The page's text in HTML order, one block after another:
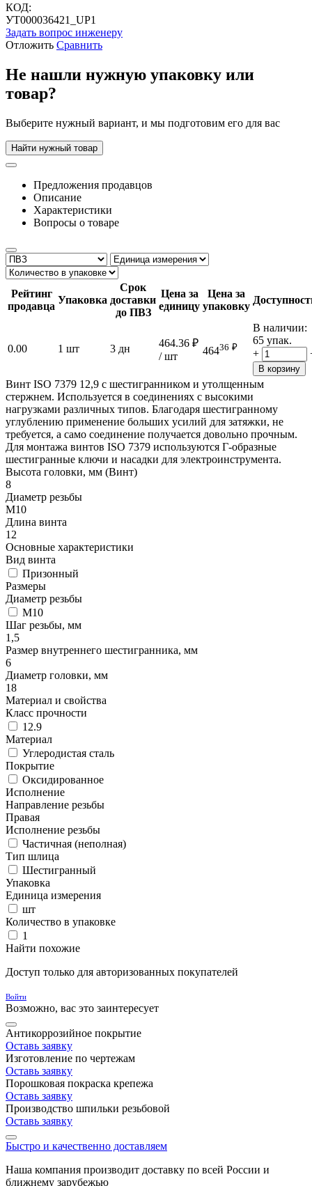
КОД:
УТ000036421_UP1
Задать вопрос инженеру
Отложить Сравнить
Не нашли нужную упаковку или
товар?
Выберите нужный вариант, и мы подготовим его для вас
Найти нужный товар
Предложения продавцов
Описание
Характеристики
Вопросы о товаре
Рейтинг
продавца
Упаковка
Срок
доставки
до ПВЗ
Цена за
единицу
Цена за
упаковку
0.00 1 шт 3 дн 464.36 ₽
/ шт
46436 ₽
В наличии:
65 упак.
+
В корзину
Винт ISO 7379 12,9 с шестигранником и утолщенным
стержнем. Используется в соединениях с высокими
нагрузками различных типов. Благодаря шестигранному
углублению применение больших усилий для затяжки, не
требуется, а само соединение получается довольно прочным.
Для монтажа винтов ISO 7379 используются Г-образные
шестигранные ключи и насадки для электроинструмента.
Высота головки, мм (Винт)
8
Диаметр резьбы
М10
Длина винта
12
Основные характеристики
Вид винта
Призонный
Размеры
Диаметр резьбы
М10
Шаг резьбы, мм
1,5
Размер внутреннего шестигранника, мм
6
Диаметр головки, мм
18
Материал и свойства
Класс прочности
12.9
Материал
Углеродистая сталь
Покрытие
Оксидированное
Исполнение
Направление резьбы
Правая
Исполнение резьбы
Частичная (неполная)
Тип шлица
Шестигранный
Упаковка
Единица измерения
шт
Количество в упаковке
1
Найти похожие
Доступ только для авторизованных покупателей
Войти
Возможно, вас это заинтересует
Антикоррозийное покрытие
Оставь заявку
Изготовление по чертежам
Оставь заявку
Порошковая покраска крепежа
Оставь заявку
Производство шпильки резьбовой
Оставь заявку
Быстро и качественно доставляем
Наша компания производит доставку по всей России и
ближнему зарубежью